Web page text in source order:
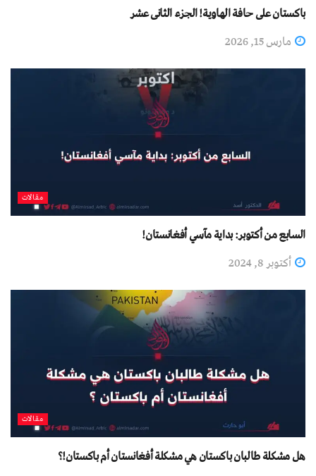
باکستان علی حافة الهاویة! الجزء الثانی عشر
مارس 15, 2026
مقالات
السابع من أكتوبر: بداية مآسي أفغانستان!
أكتوبر 8, 2024
مقالات
هل مشكلة طالبان باكستان هي مشكلة أفغانستان أم باكستان!؟